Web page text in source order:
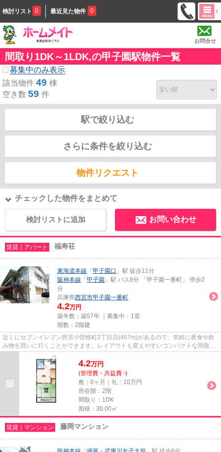
検討リスト 0 最近見た物件 0
お問合せ
間取り1DK～1LDK,の甲子園駅物件一覧
募集中のみ表示
該当物件 49 棟
空き数 59 件
駅で絞り込む
さらに条件を絞り込む
物件リクエスト
チェックした物件をまとめて
検討リストに追加 お問い合わせ
賃貸｜アパート 福寿荘
東海道本線 「 甲子園口 」駅 徒歩11分
阪神本線 「 甲子園 」駅 バス8分 「甲子園一番町」 停歩2
分
兵庫県西宮市甲子園一番町
4.2万円
築年数：築57年 ｜募集中： 1室
階数：2階建
近くにセブンイレブン西宮小曽根町2丁目店(467m)があるので、気軽に夜食や飲
み物を買いに行くことができます。レイアウトも変えやすいコンパクトな間取り
のアパートです。どういった設...
4.2万円
(管理費・共益費 -)
敷：0ヶ月｜礼：10万円
所在階：2階
間取り：1DK
面積：30.00㎡
賃貸｜マンション 藤岡マンション